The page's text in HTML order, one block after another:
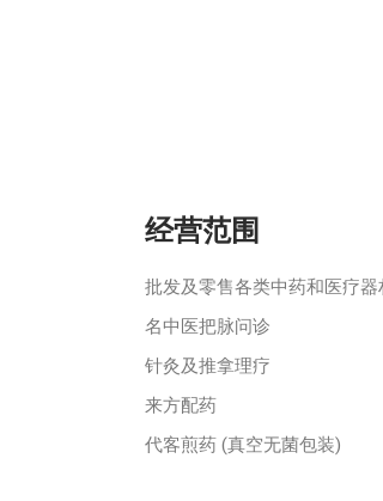
经营范围
批发及零售各类中药和医疗器
名中医把脉问诊
针灸及推拿理疗
来方配药
代客煎药 (真空无菌包装)